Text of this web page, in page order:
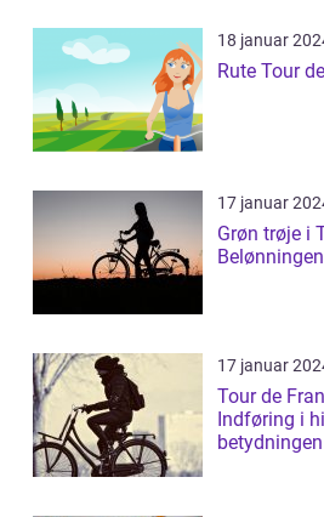
18 januar
Rute Tour
17 januar
Grøn trøje i
17 januar
Tour de
Indføring i